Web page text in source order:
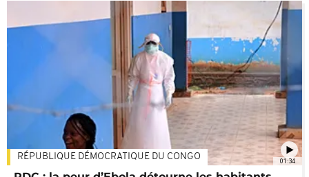
01:34
RÉPUBLIQUE DÉMOCRATIQUE DU CONGO